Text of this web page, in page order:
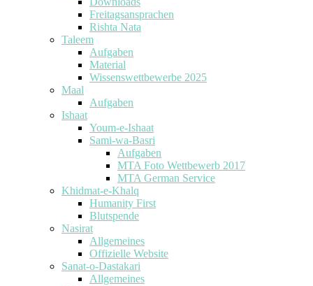
Freitagsansprachen
Rishta Nata
Taleem
Aufgaben
Material
Wissenswettbewerbe 2025
Maal
Aufgaben
Ishaat
Youm-e-Ishaat
Sami-wa-Basri
Aufgaben
MTA Foto Wettbewerb 2017
MTA German Service
Khidmat-e-Khalq
Humanity First
Blutspende
Nasirat
Allgemeines
Offizielle Website
Sanat-o-Dastakari
Allgemeines